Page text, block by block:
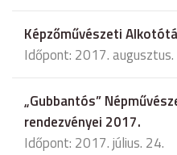
Képzőművészeti
Időpont: 2017.
„Gubbantós”
rendezvényei 2017.
Időpont: 2017. július. 24.